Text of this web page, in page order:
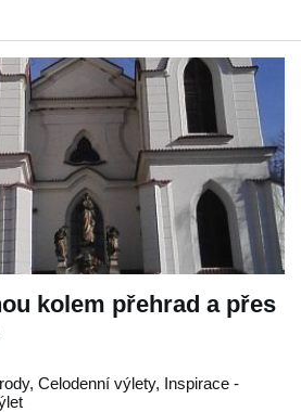
kolem přehrad a přes
Celodenní výlety, Inspirace -